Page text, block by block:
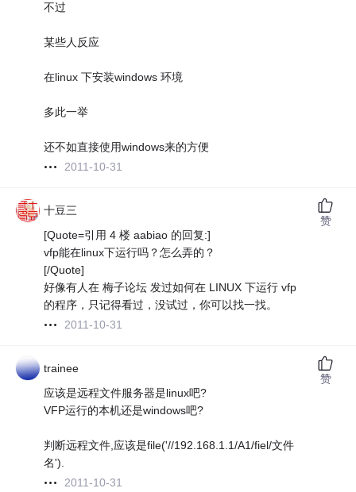
不过
某些人反应
在linux 下安装windows 环境
多此一举
还不如直接使用windows来的方便
2011-10-31
十豆三
[Quote=引用 4 楼 aabiao 的回复:]
vfp能在linux下运行吗？怎么弄的？
[/Quote]
好像有人在 梅子论坛 发过如何在 LINUX 下运行 vfp
的程序，只记得看过，没试过，你可以找一找。
2011-10-31
赞
trainee
应该是远程文件服务器是linux吧?
VFP运行的本机还是windows吧?
判断远程文件,应该是file('//192.168.1.1/A1/fiel/文件
名').
2011-10-31
赞